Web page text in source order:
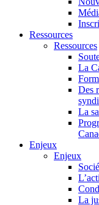
Ressources
Ressources
La
Des
La
Enjeux
Enjeux
La